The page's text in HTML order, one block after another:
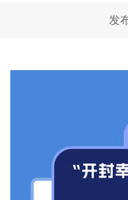
发